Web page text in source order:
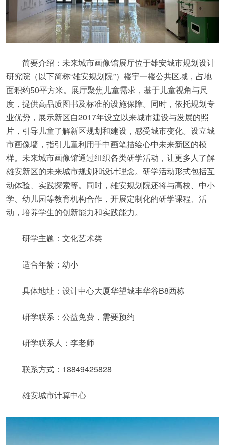
简要介绍：未来城市画像馆展厅位于雄安城市规划设计
研究院（以下简称“雄安规划院”）楼宇一楼公共区域，占地
面积约50平方米。展厅聚焦儿童需求，基于儿童视角与尺
度，提供高品质图书及标准的设施保障。同时，依托规划专
业优势，展示新区自2017年设立以来城市建设与发展的照
片，引导儿童了解新区规划和建设，感受城市变化。设立城
市画像墙，指引儿童利用手中画笔描绘心中未来新区的模
样。未来城市画像馆通过组织各类研学活动，让更多人了解
雄安新区的未来城市规划和设计理念。研学活动形式包括互
动体验、实践探索等。同时，雄安规划院还将与高校、中小
学、幼儿园等教育机构合作，开展定制化的研学课程、活
动，培养学生的创新能力和实践能力。
研学主题：文化艺术类
适合年龄：幼小
具体地址：设计中心大厦华望城丰华谷B8西栋
研学联系：公益免费，需要预约
研学联系人：李老师
联系方式：18849425828
雄安城市计算中心